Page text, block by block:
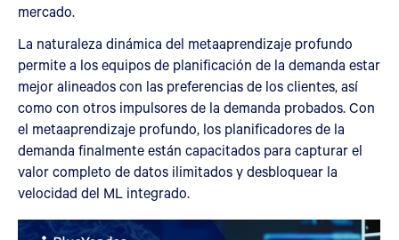
mercado.
La naturaleza dinámica del metaaprendizaje profundo
permite a los equipos de planificación de la demanda estar
mejor alineados con las preferencias de los clientes, así
como con otros impulsores de la demanda probados. Con
el metaaprendizaje profundo, los planificadores de la
demanda finalmente están capacitados para capturar el
valor completo de datos ilimitados y desbloquear la
velocidad del ML integrado.